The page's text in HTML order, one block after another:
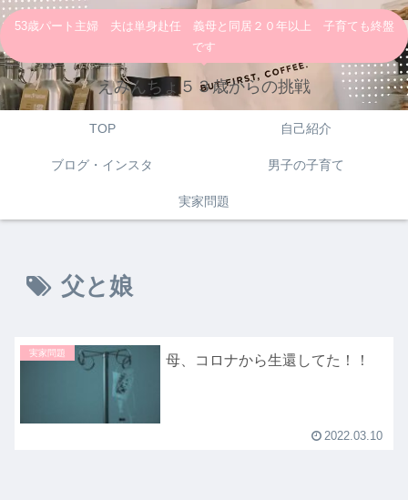
53歳パート主婦 夫は単身赴任 義母と同居２０年以上 子育ても終盤
です
えみんちょ５３歳からの挑戦
TOP 自己紹介
ブログ・インスタ 男子の子育て
実家問題
父と娘
実家問題 母、コロナから生還してた！！
2022.03.10